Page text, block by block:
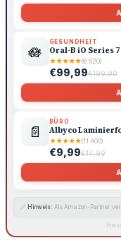
🪷
GESUNDHEIT
Oral-B iO Series
★★★★★(6.520)
€99,99€199,99
📄
BÜRO
Albyco
★★★★★(11.800)
€9,99€14,99
🔗 Hinweis: Als Amazon-Partner